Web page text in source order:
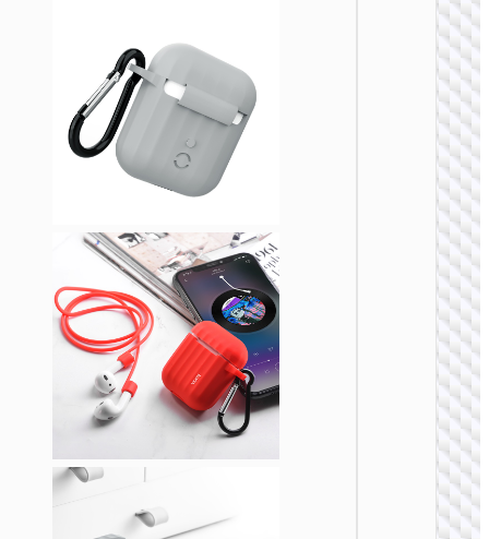
WB20
液态硅
保护套
Pro
耳机配
WB17
AirPods
2 高姿